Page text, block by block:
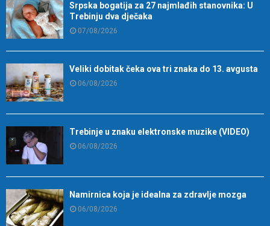
Srpska bogatija za 27 najmlađih stanovnika: U
Trebinju dva dječaka
07/08/2026
Veliki dobitak čeka ova tri znaka do 13. avgusta
06/08/2026
Trebinje u znaku elektronske muzike (VIDEO)
06/08/2026
Namirnica koja je idealna za zdravlje mozga
06/08/2026